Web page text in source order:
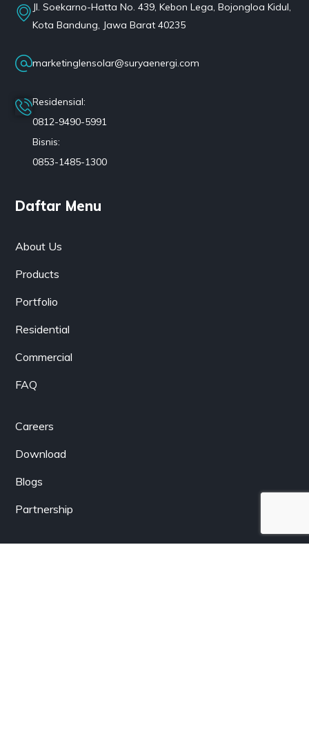
Jl. Soekarno-Hatta No. 439, Kebon Lega, Bojongloa Kidul,
Kota Bandung, Jawa Barat 40235
marketinglensolar@suryaenergi.com
Residensial:
0812-9490-5991
Bisnis:
0853-1485-1300
Daftar Menu
About Us
Products
Portfolio
Residential
Commercial
FAQ
Careers
Download
Blogs
Partnership